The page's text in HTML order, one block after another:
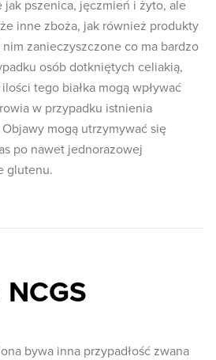
jak pszenica, jęczmień i żyto, ale
inne zboża, jak również produkty
zanieczyszczone co ma bardzo
osób dotkniętych celiakią,
tego białka mogą wpływać
w przypadku istnienia
mogą utrzymywać się
po nawet jednorazowej
glutenu.
bywa inna przypadłość zwana